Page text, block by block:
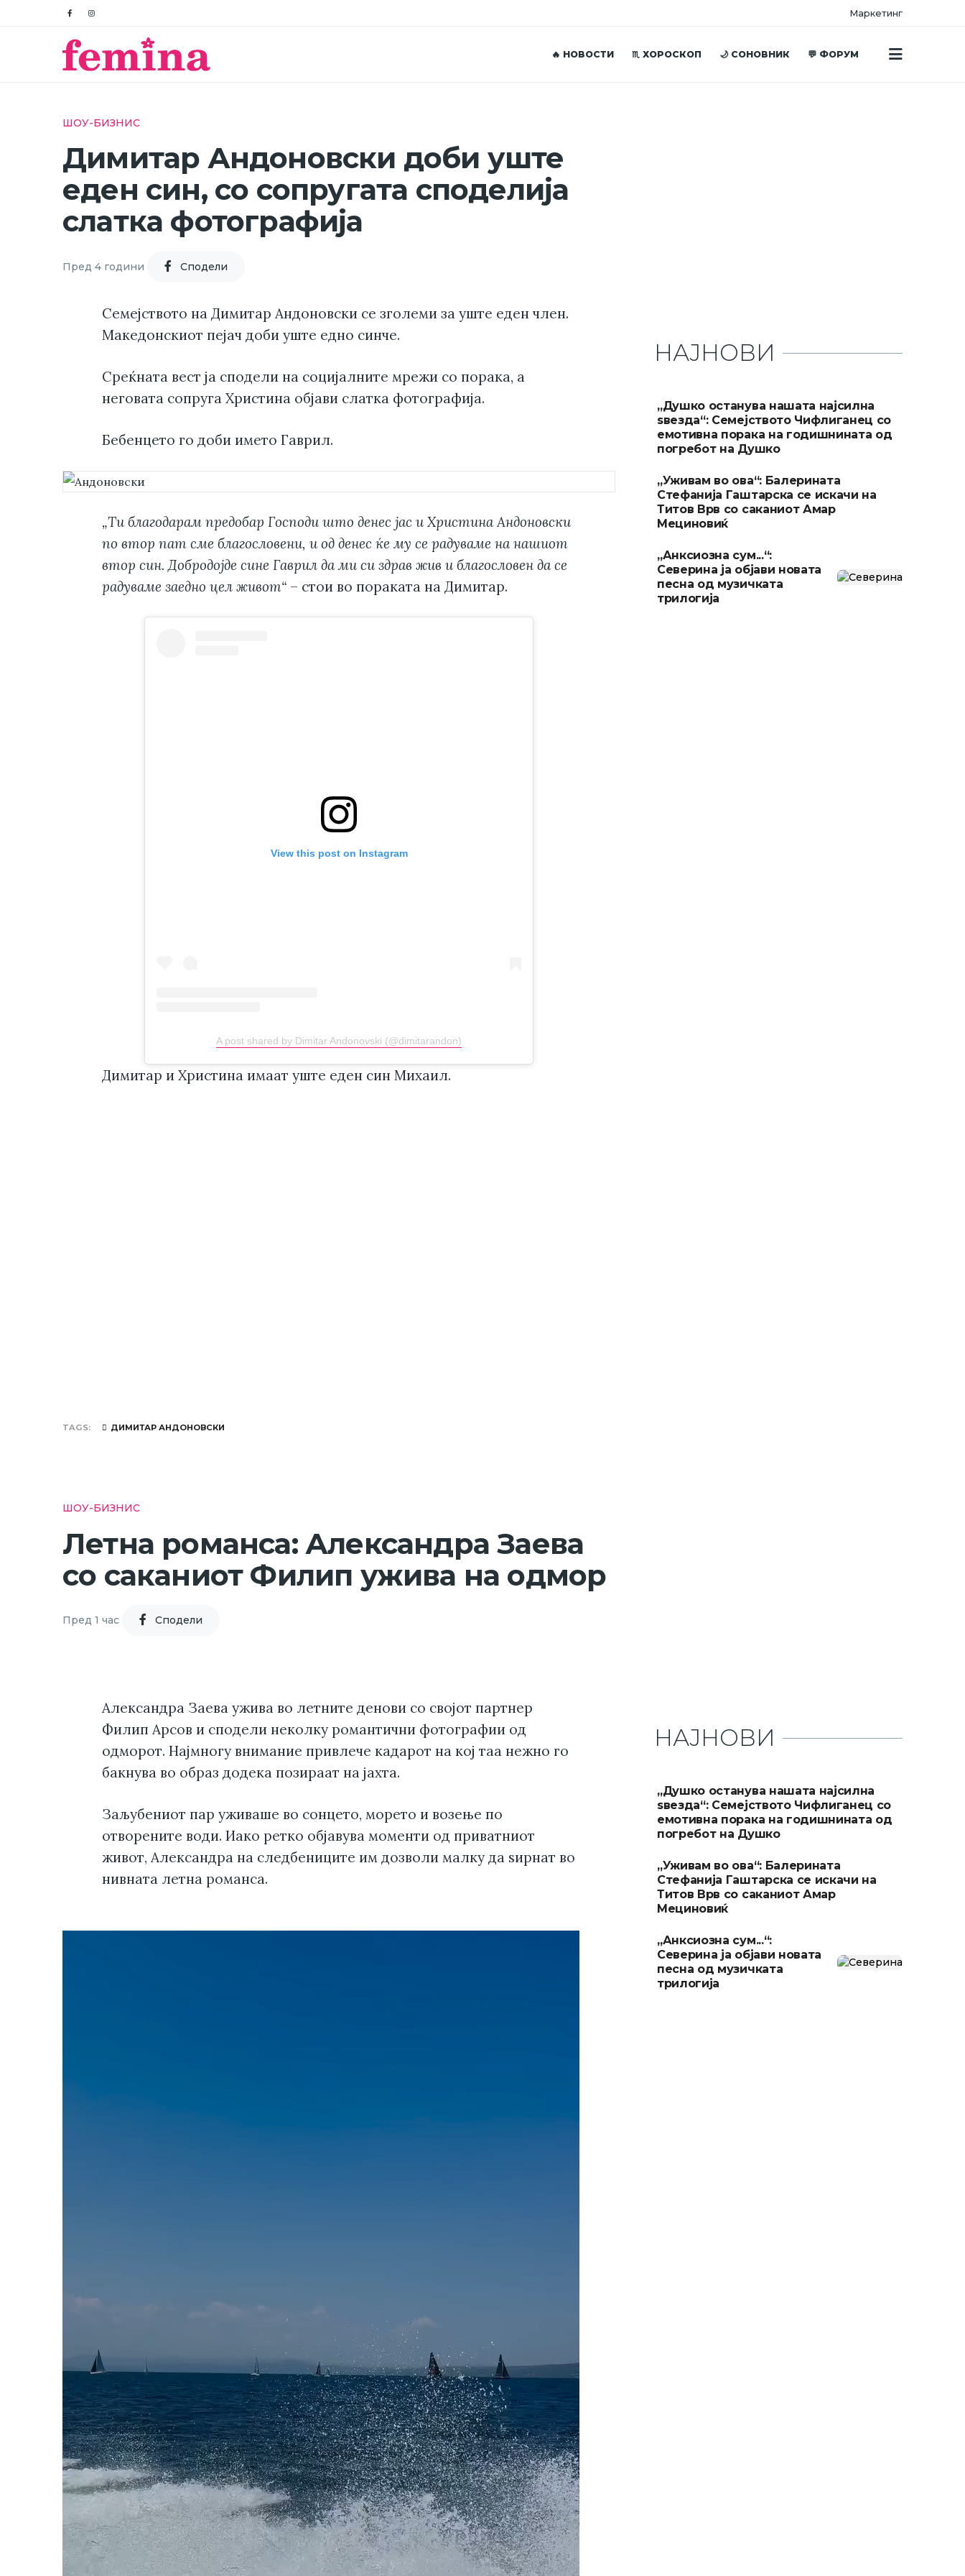
Маркетинг
🔥 НОВОСТИ ♏ ХОРОСКОП 🌙 СОНОВНИК 💬 ФОРУМ
ШОУ-БИЗНИС
Димитар Андоновски доби уште
еден син, со сопругата споделија
слатка фотографија
Пред 4 години Cподели
Семејството на Димитар Андоновски се зголеми за уште еден член.
Македонскиот пејач доби уште едно синче.
Среќната вест ја сподели на социјалните мрежи со порака, а
неговата сопруга Христина објави слатка фотографија.
Бебенцето го доби името Гаврил.
„Ти благодарам предобар Господи што денес јас и Христина Андоновски
по втор пат сме благословени, и од денес ќе му се радуваме на нашиот
втор син. Добродојде сине Гаврил да ми си здрав жив и благословен да се
радуваме заедно цел живот“ – стои во пораката на Димитар.
View this post on Instagram
A post shared by Dimitar Andonovski (@dimitarandon)
Димитар и Христина имаат уште еден син Михаил.
TAGS ДИМИТАР АНДОНОВСКИ
НАЈНОВИ
„Душко останува нашата најсилна
ѕвезда“: Семејството Чифлиганец со
емотивна порака на годишнината од
погребот на Душко
„Уживам во ова“: Балерината
Стефанија Гаштарска се искачи на
Титов Врв со саканиот Амар
Мециновиќ
„Анксиозна сум...“:
Северина ја објави новата
песна од музичката
трилогија
ШОУ-БИЗНИС
Летна романса: Александра Заева
со саканиот Филип ужива на одмор
Пред 1 час Cподели
Александра Заева ужива во летните денови со својот партнер
Филип Арсов и сподели неколку романтични фотографии од
одморот. Најмногу внимание привлече кадарот на кој таа нежно го
бакнува во образ додека позираат на јахта.
Заљубениот пар уживаше во сонцето, морето и возење по
отворените води. Иако ретко објавува моменти од приватниот
живот, Александра на следбениците им дозволи малку да ѕирнат во
нивната летна романса.
НАЈНОВИ
„Душко останува нашата најсилна
ѕвезда“: Семејството Чифлиганец со
емотивна порака на годишнината од
погребот на Душко
„Уживам во ова“: Балерината
Стефанија Гаштарска се искачи на
Титов Врв со саканиот Амар
Мециновиќ
„Анксиозна сум...“:
Северина ја објави новата
песна од музичката
трилогија